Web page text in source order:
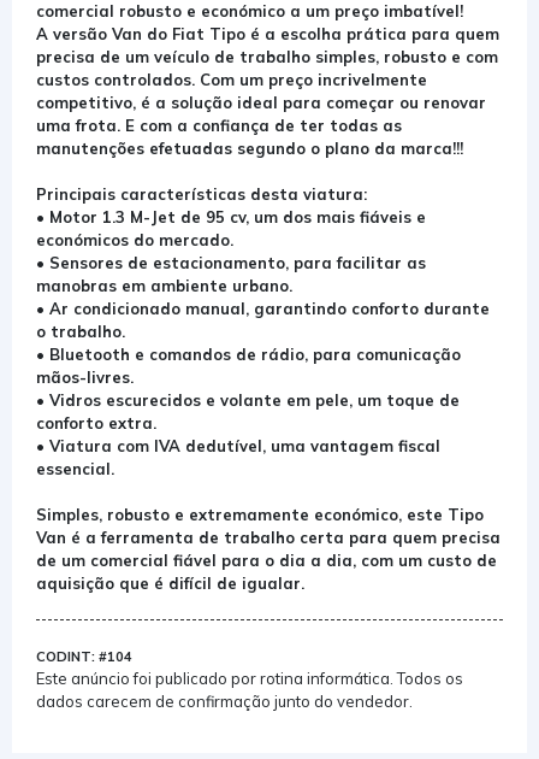
comercial robusto e económico a um preço imbatível!
A versão Van do Fiat Tipo é a escolha prática para quem
precisa de um veículo de trabalho simples, robusto e com
custos controlados. Com um preço incrivelmente
competitivo, é a solução ideal para começar ou renovar
uma frota. E com a confiança de ter todas as
manutenções efetuadas segundo o plano da marca!!!
Principais características desta viatura:
• Motor 1.3 M-Jet de 95 cv, um dos mais fiáveis e
económicos do mercado.
• Sensores de estacionamento, para facilitar as
manobras em ambiente urbano.
• Ar condicionado manual, garantindo conforto durante
o trabalho.
• Bluetooth e comandos de rádio, para comunicação
mãos-livres.
• Vidros escurecidos e volante em pele, um toque de
conforto extra.
• Viatura com IVA dedutível, uma vantagem fiscal
essencial.
Simples, robusto e extremamente económico, este Tipo
Van é a ferramenta de trabalho certa para quem precisa
de um comercial fiável para o dia a dia, com um custo de
aquisição que é difícil de igualar.
CODINT: #104
Este anúncio foi publicado por rotina informática. Todos os
dados carecem de confirmação junto do vendedor.